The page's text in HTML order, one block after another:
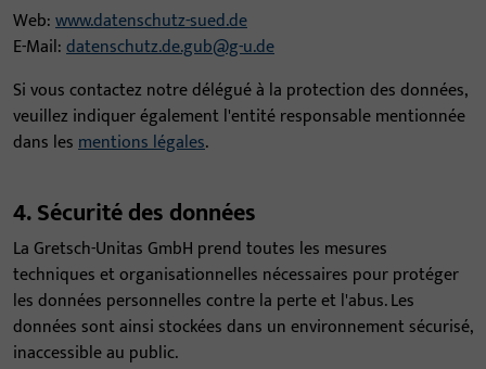
Web:www.datenschutz-sued.de
E-Mail:datenschutz.de.gub@g-u.de
Si vous contactez notre délégué à la protection des données,
veuillez indiquer également l'entité responsable mentionnée
dans lesmentions légales.
4. Sécurité des données
La Gretsch-Unitas GmbH prend toutes les mesures
techniques et organisationnelles nécessaires pour protéger
les données personnelles contre la perte et l'abus. Les
données sont ainsi stockées dans un environnement sécurisé,
inaccessible au public.